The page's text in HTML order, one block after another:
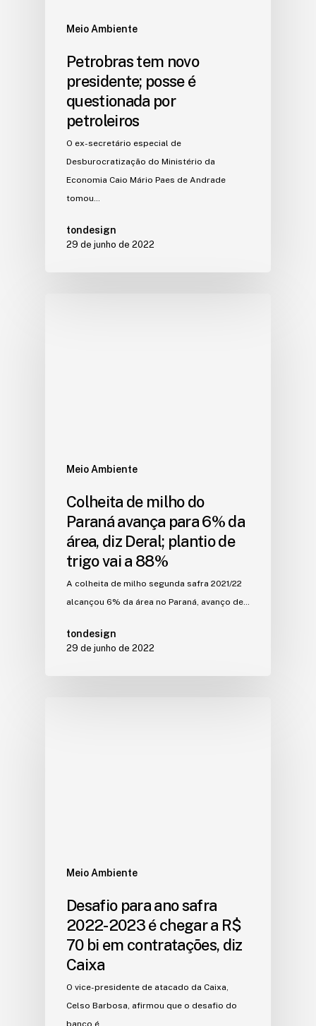
Meio Ambiente
Petrobras tem novo
presidente; posse é
questionada por
petroleiros
O ex-secretário especial de
Desburocratização do Ministério da
Economia Caio Mário Paes de Andrade
tomou…
tondesign
29 de junho de 2022
Meio Ambiente
Colheita de milho do
Paraná avança para 6% da
área, diz Deral; plantio de
trigo vai a 88%
A colheita de milho segunda safra 2021/22
alcançou 6% da área no Paraná, avanço de…
tondesign
29 de junho de 2022
Meio Ambiente
Desafio para ano safra
2022-2023 é chegar a R$
70 bi em contratações, diz
Caixa
O vice-presidente de atacado da Caixa,
Celso Barbosa, afirmou que o desafio do
banco é…